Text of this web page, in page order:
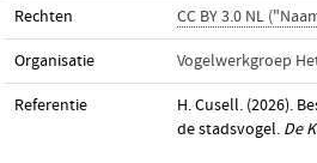
Rechten CC BY 3.0 NL
Organisatie Vogelwerkgroep
Referentie
H. Cusell. (2026).
de stadsvogel. De